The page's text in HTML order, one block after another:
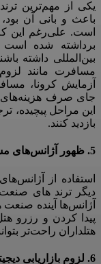
باعث و بانی آن
برداشته شده است
بین‌المللی داشته
مسافرت مانند
آزمایش کرونا،
جای صرف
این مراحل پیچیده،
بازدید کنند.
5. ظهور آژانس‌های مسافرتی آنلاین
استفاده از
آژانس‌ها آینده صنعت
پیدا کردن و رزرو
هتلداران راحت‌تر
6. لزوم بازاریابی دیجیتال برای هتلداران